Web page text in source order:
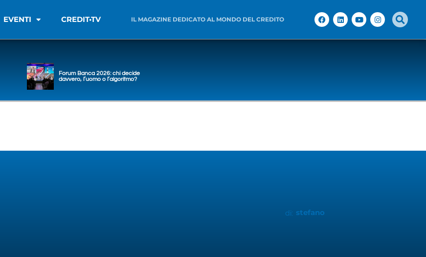
EVENTI CREDIT•TV IL MAGAZINE DEDICATO AL MONDO DEL CREDITO
Forum Banca 2026: chi decide
davvero, l’uomo o l’algoritmo?
di: stefano